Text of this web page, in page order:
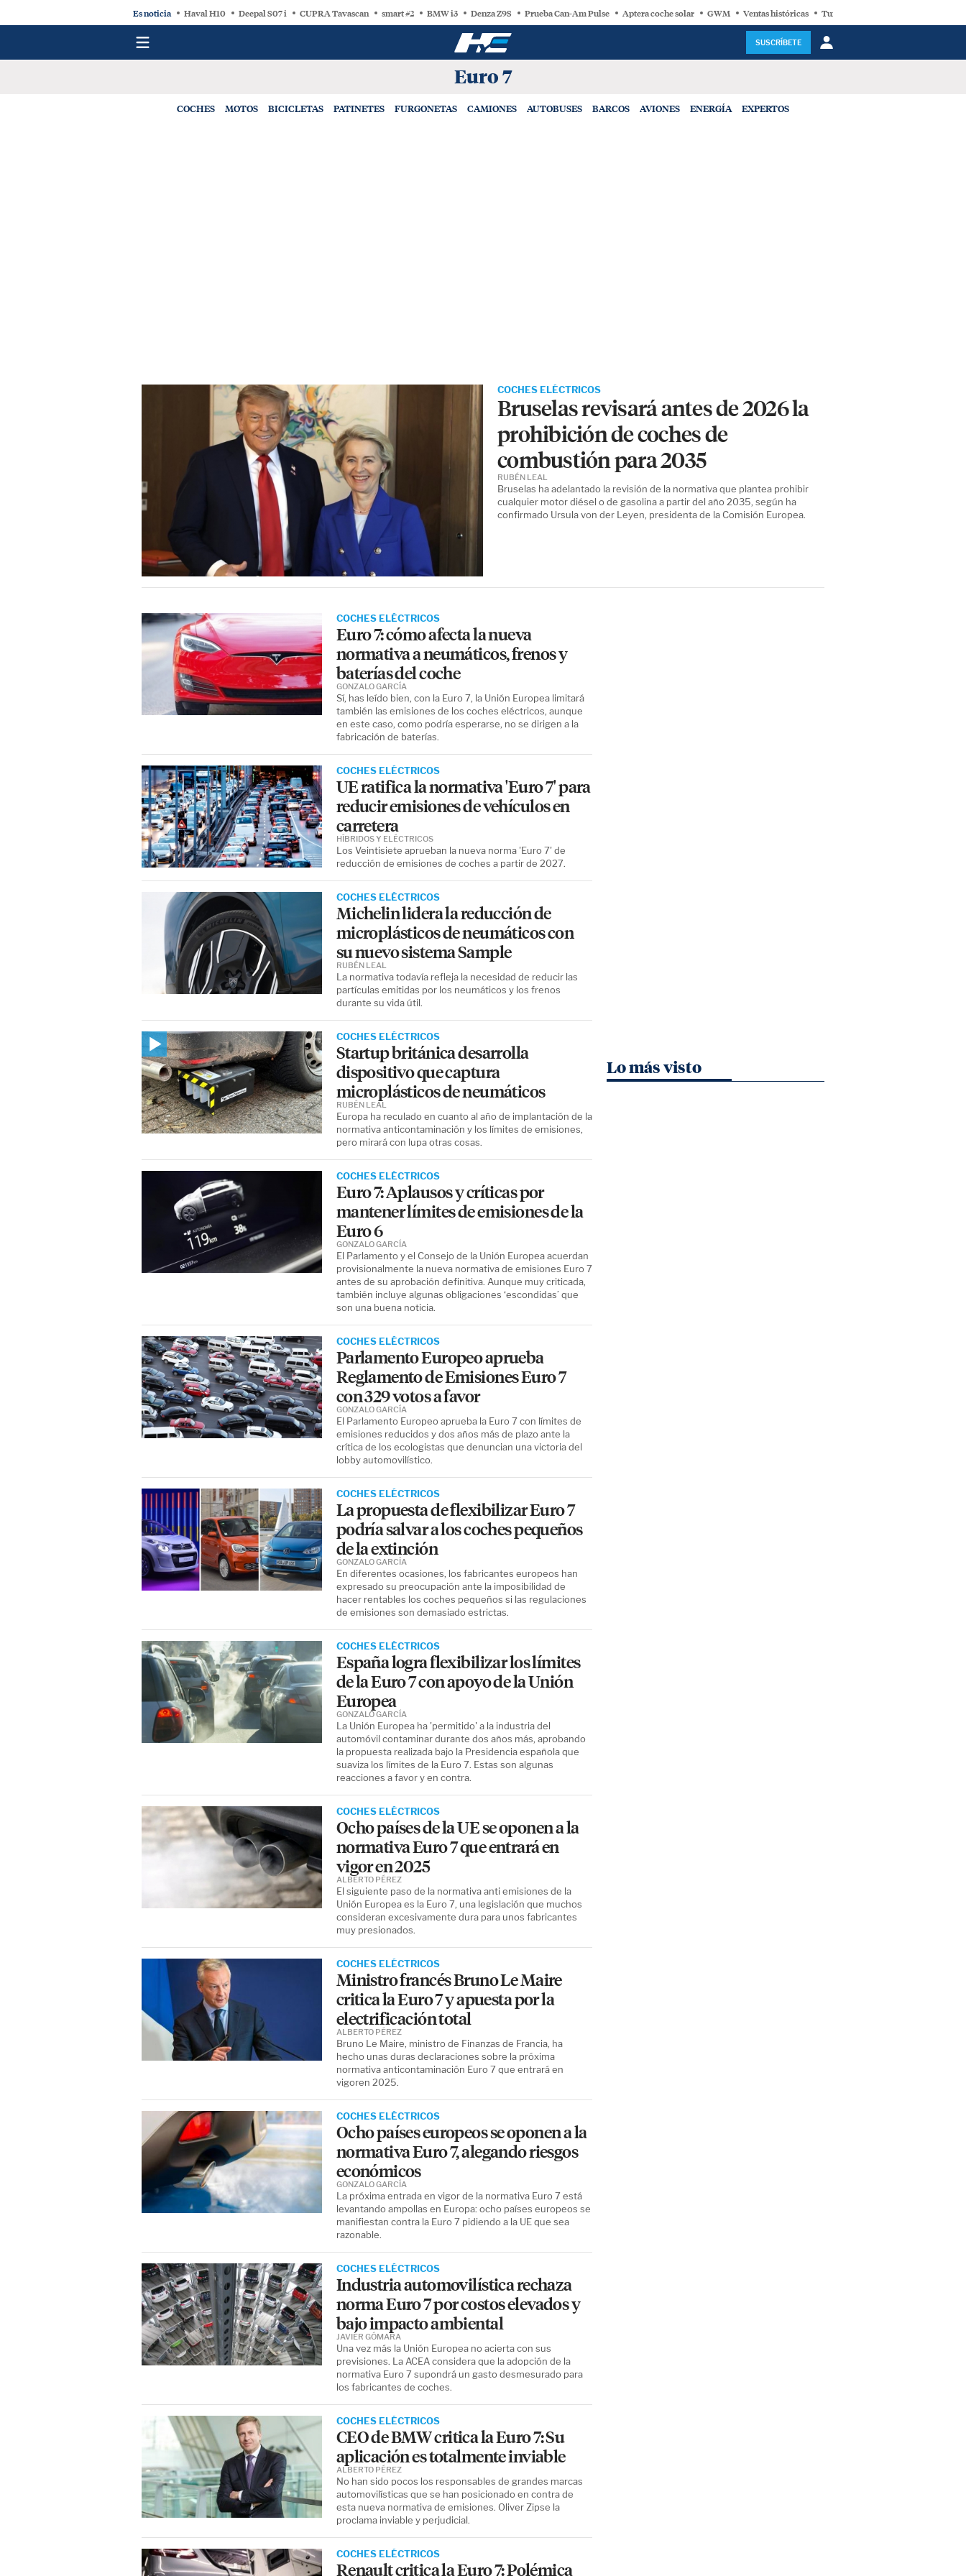
Es noticia Haval H10 Deepal S07 i CUPRA Tavascan smart #2 BMW i3 Denza Z9S Prueba Can-Am Pulse Aptera coche solar GWM Ventas históricas Turbina eólica
SUSCRÍBETE
Euro 7
COCHES MOTOS BICICLETAS PATINETES FURGONETAS CAMIONES AUTOBUSES BARCOS AVIONES ENERGÍA EXPERTOS
COCHES ELÉCTRICOS
Bruselas revisará antes de 2026 la
prohibición de coches de
combustión para 2035
Bruselas ha adelantado la revisión de la normativa que plantea prohibir
cualquier motor diésel o de gasolina a partir del año 2035, según ha
confirmado Ursula von der Leyen, presidenta de la Comisión Europea.
RUBÉN LEAL
COCHES ELÉCTRICOS
Euro 7: cómo afecta la nueva
normativa a neumáticos, frenos y
baterías del coche
Sí, has leído bien, con la Euro 7, la Unión Europea limitará
también las emisiones de los coches eléctricos, aunque
en este caso, como podría esperarse, no se dirigen a la
fabricación de baterías.
GONZALO GARCÍA
COCHES ELÉCTRICOS
UE ratifica la normativa 'Euro 7' para
reducir emisiones de vehículos en
carretera
Los Veintisiete aprueban la nueva norma 'Euro 7' de
reducción de emisiones de coches a partir de 2027.
HÍBRIDOS Y ELÉCTRICOS
COCHES ELÉCTRICOS
Michelin lidera la reducción de
microplásticos de neumáticos con
su nuevo sistema Sample
La normativa todavía refleja la necesidad de reducir las
partículas emitidas por los neumáticos y los frenos
durante su vida útil.
RUBÉN LEAL
COCHES ELÉCTRICOS
Startup británica desarrolla
dispositivo que captura
microplásticos de neumáticos
Europa ha reculado en cuanto al año de implantación de la
normativa anticontaminación y los límites de emisiones,
pero mirará con lupa otras cosas.
RUBÉN LEAL
COCHES ELÉCTRICOS
Euro 7: Aplausos y críticas por
mantener límites de emisiones de la
Euro 6
El Parlamento y el Consejo de la Unión Europea acuerdan
provisionalmente la nueva normativa de emisiones Euro 7
antes de su aprobación definitiva. Aunque muy criticada,
también incluye algunas obligaciones ‘escondidas’ que
son una buena noticia.
GONZALO GARCÍA
COCHES ELÉCTRICOS
Parlamento Europeo aprueba
Reglamento de Emisiones Euro 7
con 329 votos a favor
El Parlamento Europeo aprueba la Euro 7 con límites de
emisiones reducidos y dos años más de plazo ante la
crítica de los ecologistas que denuncian una victoria del
lobby automovilístico.
GONZALO GARCÍA
COCHES ELÉCTRICOS
La propuesta de flexibilizar Euro 7
podría salvar a los coches pequeños
de la extinción
En diferentes ocasiones, los fabricantes europeos han
expresado su preocupación ante la imposibilidad de
hacer rentables los coches pequeños si las regulaciones
de emisiones son demasiado estrictas.
GONZALO GARCÍA
COCHES ELÉCTRICOS
España logra flexibilizar los límites
de la Euro 7 con apoyo de la Unión
Europea
La Unión Europea ha 'permitido' a la industria del
automóvil contaminar durante dos años más, aprobando
la propuesta realizada bajo la Presidencia española que
suaviza los límites de la Euro 7. Estas son algunas
reacciones a favor y en contra.
GONZALO GARCÍA
COCHES ELÉCTRICOS
Ocho países de la UE se oponen a la
normativa Euro 7 que entrará en
vigor en 2025
El siguiente paso de la normativa anti emisiones de la
Unión Europea es la Euro 7, una legislación que muchos
consideran excesivamente dura para unos fabricantes
muy presionados.
ALBERTO PÉREZ
COCHES ELÉCTRICOS
Ministro francés Bruno Le Maire
critica la Euro 7 y apuesta por la
electrificación total
Bruno Le Maire, ministro de Finanzas de Francia, ha
hecho unas duras declaraciones sobre la próxima
normativa anticontaminación Euro 7 que entrará en
vigoren 2025.
ALBERTO PÉREZ
COCHES ELÉCTRICOS
Ocho países europeos se oponen a la
normativa Euro 7, alegando riesgos
económicos
La próxima entrada en vigor de la normativa Euro 7 está
levantando ampollas en Europa: ocho países europeos se
manifiestan contra la Euro 7 pidiendo a la UE que sea
razonable.
GONZALO GARCÍA
COCHES ELÉCTRICOS
Industria automovilística rechaza
norma Euro 7 por costos elevados y
bajo impacto ambiental
Una vez más la Unión Europea no acierta con sus
previsiones. La ACEA considera que la adopción de la
normativa Euro 7 supondrá un gasto desmesurado para
los fabricantes de coches.
JAVIER GÓMARA
COCHES ELÉCTRICOS
CEO de BMW critica la Euro 7: Su
aplicación es totalmente inviable
No han sido pocos los responsables de grandes marcas
automovilísticas que se han posicionado en contra de
esta nueva normativa de emisiones. Oliver Zipse la
proclama inviable y perjudicial.
ALBERTO PÉREZ
COCHES ELÉCTRICOS
Renault critica la Euro 7: Polémica
Lo más visto